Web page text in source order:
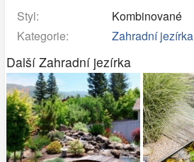
Styl:
Kombinované
Kategorie:
Zahradní jezírka
Další Zahradní jezírka